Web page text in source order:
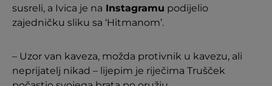
susreli, a Ivica je na Instagramu podijelio
zajedničku sliku sa ‘Hitmanom’.
– Uzor van kaveza, možda protivnik u kavezu, ali
neprijatelj nikad – lijepim je riječima Trušček